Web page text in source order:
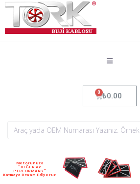
₺0.00
Motorunuza
''DEĞER ve
PERFORMANS''
Katmaya Devam Ediyoruz